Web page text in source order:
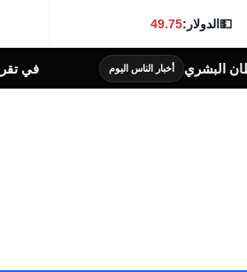
💵الدولار:49.75
اليوم في تقرير تلقاه من رئيس